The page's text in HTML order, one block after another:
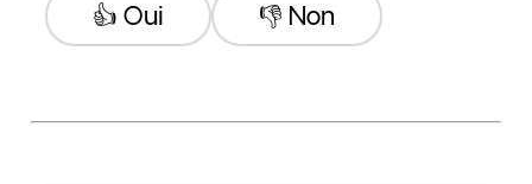
👎 Non
👍 Oui